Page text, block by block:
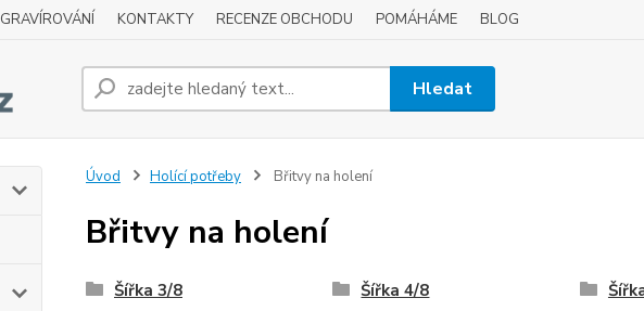
GRAVÍROVÁNÍ KONTAKTY RECENZE OBCHODU POMÁHÁME BLOG
Hledat
Úvod Holící potřeby Břitvy na holení
Břitvy na holení
Šířka 3/8 Šířka 4/8